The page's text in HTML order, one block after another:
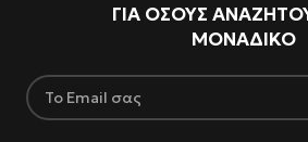
ΓΙΑ ΌΣΟΥΣ
ΜΟΝΑΔΙΚΟ